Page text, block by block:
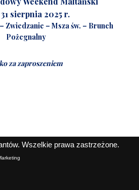
sierpnia 2025 r.
Zwiedzanie – Msza św. – Brunch
Pożegnalny
za zaproszeniem
. Wszelkie prawa zastrzeżone.